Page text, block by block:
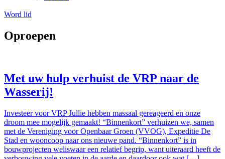
Word lid
Oproepen
Met uw hulp verhuist de VRP naar de
Wasserij!
Investeer voor VRP Jullie hebben massaal gereageerd en onze
droom mee mogelijk gemaakt! “Binnenkort” verhuizen we, samen
met de Vereniging voor Openbaar Groen (VVOG), Expeditie De
Stad en wooncoop naar ons nieuwe pand. “Binnenkort” is in
bouwprojecten weliswaar een relatief begrip, want uiteraard heeft de